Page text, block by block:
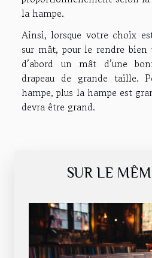
la hampe.
Ainsi, lorsque votre choix
sur mât, pour le rendre
d’abord un mât d’une
drapeau de grande taille.
hampe, plus la hampe est
devra être grand.
SUR LE